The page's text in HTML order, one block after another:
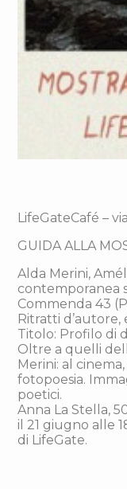
LifeGateCafé –
GUIDA ALLA
Alda Merini,
contemporanea
Commenda 43
Ritratti d’autore,
Titolo: Profilo di
Oltre a quelli
Merini: al
fotopoesia.
poetici.
Anna La Stella,
il 21 giugno alle
di LifeGate.